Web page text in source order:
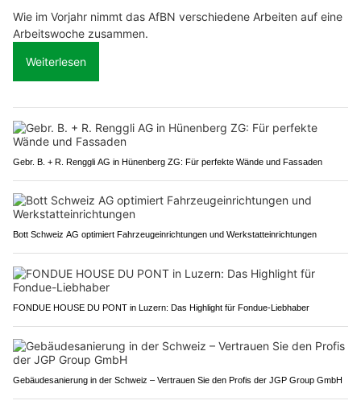
Wie im Vorjahr nimmt das AfBN verschiedene Arbeiten auf eine
Arbeitswoche zusammen.
Weiterlesen
Gebr. B. + R. Renggli AG in Hünenberg ZG: Für perfekte Wände und Fassaden
Bott Schweiz AG optimiert Fahrzeugeinrichtungen und Werkstatteinrichtungen
FONDUE HOUSE DU PONT in Luzern: Das Highlight für Fondue-Liebhaber
Gebäudesanierung in der Schweiz – Vertrauen Sie den Profis der JGP Group GmbH